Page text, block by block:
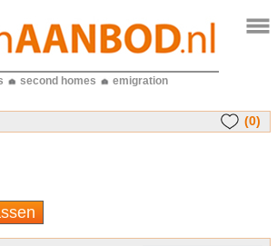
second homes emigration
(0)